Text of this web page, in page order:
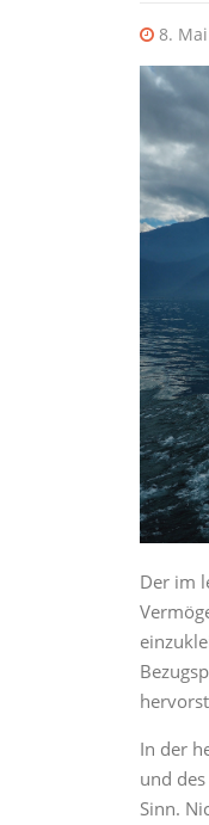
8.
Der im
In der
und
Sinn.